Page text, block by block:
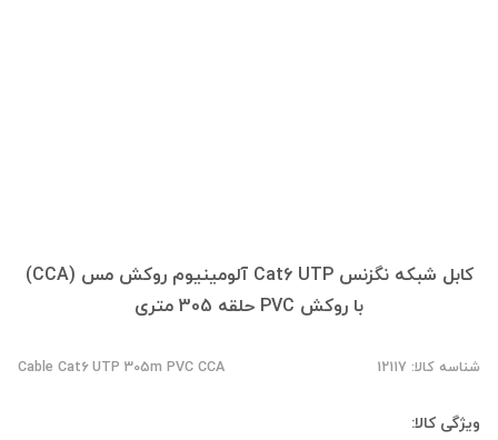
کابل شبکه نگزنس Cat6 UTP آلومینیوم روکش مس (CCA)
با روکش PVC حلقه 305 متری
شناسه کالا: 12117 Cable Cat6 UTP 305m PVC CCA
ویژگی کالا: